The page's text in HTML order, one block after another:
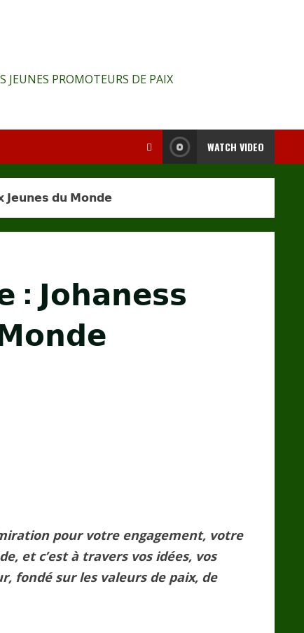
PROMOTEURS DE PAIX
WATCH VIDEO
𝗝𝗲𝘂𝗻𝗲𝘀 𝗱𝘂 𝗠𝗼𝗻𝗱𝗲
: 𝗝𝗼𝗵𝗮𝗻𝗲𝘀𝘀
pour votre engagement, votre
et c’est à travers vos idées, vos
fondé sur les valeurs de paix, de